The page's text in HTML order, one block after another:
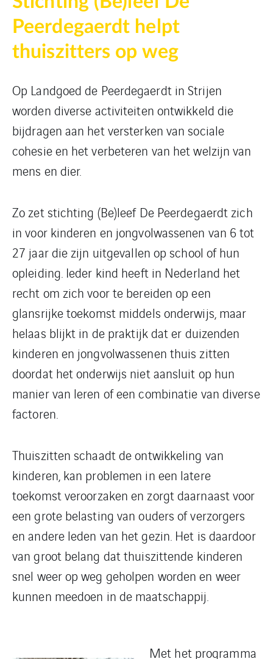
Peerdegaerdt helpt
thuiszitters op weg
Op Landgoed de Peerdegaerdt in Strijen
worden diverse activiteiten ontwikkeld die
bijdragen aan het versterken van sociale
cohesie en het verbeteren van het welzijn van
mens en dier.
Zo zet stichting (Be)leef De Peerdegaerdt zich
in voor kinderen en jongvolwassenen van 6 tot
27 jaar die zijn uitgevallen op school of hun
opleiding. Ieder kind heeft in Nederland het
recht om zich voor te bereiden op een
glansrijke toekomst middels onderwijs, maar
helaas blijkt in de praktijk dat er duizenden
kinderen en jongvolwassenen thuis zitten
doordat het onderwijs niet aansluit op hun
manier van leren of een combinatie van diverse
factoren.
Thuiszitten schaadt de ontwikkeling van
kinderen, kan problemen in een latere
toekomst veroorzaken en zorgt daarnaast voor
een grote belasting van ouders of verzorgers
en andere leden van het gezin. Het is daardoor
van groot belang dat thuiszittende kinderen
snel weer op weg geholpen worden en weer
kunnen meedoen in de maatschappij.
Met het programma